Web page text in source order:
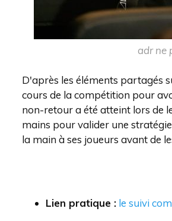
adr ne
D'après les éléments partagés
cours de la compétition pour
non-retour a été atteint lors de
mains pour valider une
la main à ses joueurs avant de
Lien pratique : le suivi